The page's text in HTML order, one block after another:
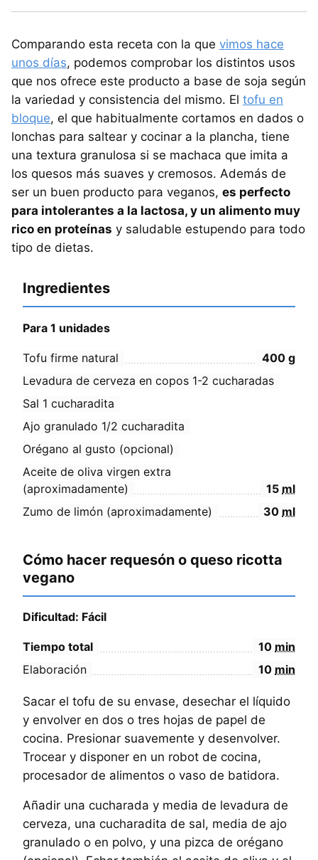
Comparando esta receta con la que vimos hace
unos días, podemos comprobar los distintos usos
que nos ofrece este producto a base de soja según
la variedad y consistencia del mismo. El tofu en
bloque, el que habitualmente cortamos en dados o
lonchas para saltear y cocinar a la plancha, tiene
una textura granulosa si se machaca que imita a
los quesos más suaves y cremosos. Además de
ser un buen producto para veganos, es perfecto
para intolerantes a la lactosa, y un alimento muy
rico en proteínas y saludable estupendo para todo
tipo de dietas.
Ingredientes
Para 1 unidades
Tofu firme natural 400 g
Levadura de cerveza en copos 1-2 cucharadas
Sal 1 cucharadita
Ajo granulado 1/2 cucharadita
Orégano al gusto (opcional)
Aceite de oliva virgen extra
(aproximadamente)
15 ml
Zumo de limón (aproximadamente)
30 ml
Cómo hacer requesón o queso ricotta
vegano
Dificultad: Fácil
Tiempo total 10 min
Elaboración
10 min
Sacar el tofu de su envase, desechar el líquido
y envolver en dos o tres hojas de papel de
cocina. Presionar suavemente y desenvolver.
Trocear y disponer en un robot de cocina,
procesador de alimentos o vaso de batidora.
Añadir una cucharada y media de levadura de
cerveza, una cucharadita de sal, media de ajo
granulado o en polvo, y una pizca de orégano